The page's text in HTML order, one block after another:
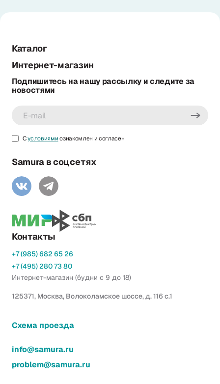
Каталог
Интернет-магазин
Подпишитесь на нашу рассылку и следите за
новостями
Сусловиямиознакомлен и согласен
Samura в соцсетях
Контакты
+7 (985) 682 65 26
+7 (495) 280 73 80
Интернет-магазин (будни с 9 до 18)
125371, Москва, Волоколамское шоссе, д. 116 с.1
Схема проезда
info@samura.ru
problem@samura.ru